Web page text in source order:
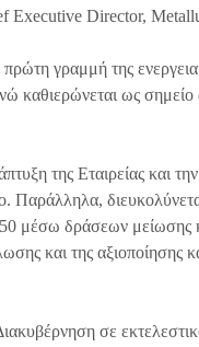
Executive Director,
γραμμή της
καθιερώνεται ως σημείο
της Εταιρείας και
Παράλληλα,
μέσω δράσεων μείωσης
και της αξιοποίησης
σε